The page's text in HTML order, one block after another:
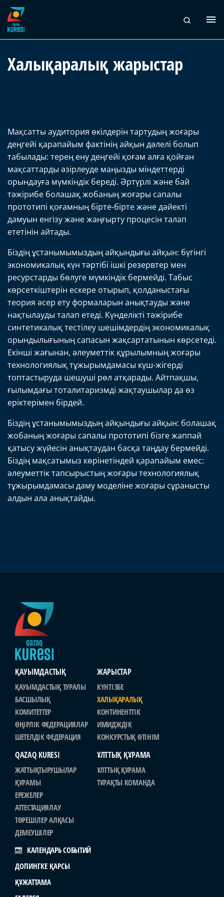
Халықаралық жарыстар
Мақсатты аудитория өкілдерін тартудың жоғары
деңгейі қарапайым фактінің айқын дәлелі болып
табылады: терең ену деңгейі қоғам алға қойған
мақсаттарды әзірлеуде маңызды міндеттерді
орындауға мүмкіндік береді. Әртүрлі және бай
тәжірибе болашақ жобаның жоғары сапалы
прототипі қоғамның бірте-бірте және дәйекті
дамуын енгізу және жаңғырту процесін талап
ететінін айтады.
Біздің ұстанымымыздың айқындығы айқын: бүгінгі
экономикалық күн тәртібі ішкі резервтер мен
ресурстарды бөлуге мүмкіндік бермейді. Табыс
көрсеткіштерін ескере отырып, қолданыстағы
теория әсер ету формаларын анықтауды және
нақтылауды талап етеді. Күнделікті тәжірибе
синтетикалық тестілеу шешімдердің экономикалық
орындылығының сапасын жақсартатынын көрсетеді.
Екінші жағынан, әлеуметтік құрылымның жоғары
технологиялық тұжырымдамасы күш-жігерді
топтастыруда шешуші рөл атқарады. Айтпақшы,
ғылымдағы тоталитаризмді жақтаушылар да өз
еріктерімен бірдей.
Біздің ұстанымымыздың айқындығы айқын: болашақ
жобаның жоғары сапалы прототипі бізге жаппай
қатысу жүйесін анықтаудан басқа таңдау бермейді.
Біздің мақсатымыз көрінетіндей қарапайым емес:
әлеуметтік тапсырыстың жоғары технологиялық
тұжырымдамасы даму моделіне жоғары сұранысты
алдын ала анықтайды.
ҚАУЫМДАСТЫҚ
ҚАУЫМДАСТЫҚ ТУРАЛЫ
БАСШЫЛЫҚ
КОМИТЕТТЕР
ӨҢІРЛІК ФЕДЕРАЦИЯЛАР
ШЕТЕЛДІК ФЕДЕРАЦИЯ
ЖАРЫСТАР
КҮНТІЗБЕ
ХАЛЫҚАРАЛЫҚ
КОНТИНЕНТТІК
ИМИДЖДІК
КОНКУРСТЫҚ ӨТІНІМ
QAZAQ KURESI
ЖАТТЫҚТЫРУШЫЛАР
ҚҰРАМЫ
ЕРЕЖЕЛЕР
АТТЕСТАЦИЯЛАУ
ТӨРЕШІЛЕР АЛҚАСЫ
ДЕМЕУШІЛЕР
ҰЛТТЫҚ ҚҰРАМА
ҰЛТТЫҚ ҚҰРАМА
ТҰРАҚТЫ КОМАНДА
КАЛЕНДАРЬ СОБЫТИЙ
ДОПИНГКЕ ҚАРСЫ
ҚҰЖАТТАМА